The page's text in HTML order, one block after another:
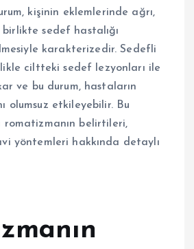
kişinin eklemlerinde ağrı,
sedef hastalığı
karakterizedir. Sedefli
ciltteki sedef lezyonları ile
ve bu durum, hastaların
olumsuz etkileyebilir. Bu
romatizmanın belirtileri,
yöntemleri hakkında detaylı